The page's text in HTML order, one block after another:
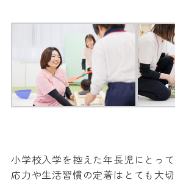
小学校入学を控えた年長児にとっ
応力や生活習慣の定着はとても大切